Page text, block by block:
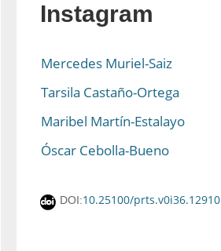
Instagram
Mercedes Muriel-Saiz
Tarsila Castaño-Ortega
Maribel Martín-Estalayo
Óscar Cebolla-Bueno
DOI:10.25100/prts.v0i36.12910